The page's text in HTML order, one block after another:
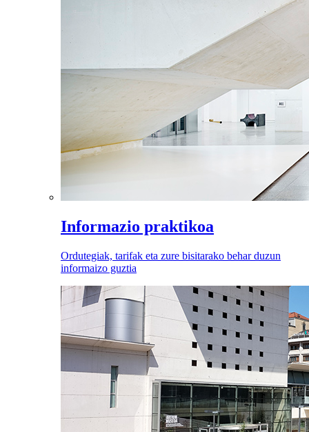
Informazio praktikoa
Ordutegiak, tarifak eta zure bisitarako behar duzun
informaizo guztia